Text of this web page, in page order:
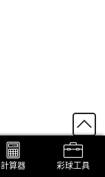
計算器 彩球工具